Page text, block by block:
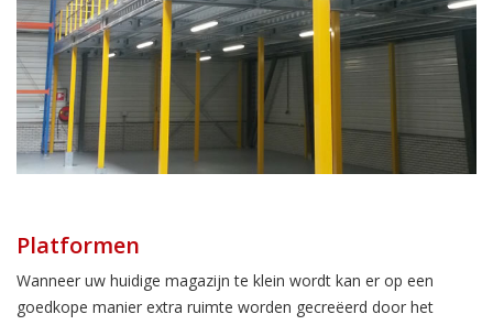
Platformen
Wanneer uw huidige magazijn te klein wordt kan er op een
goedkope manier extra ruimte worden gecreëerd door het